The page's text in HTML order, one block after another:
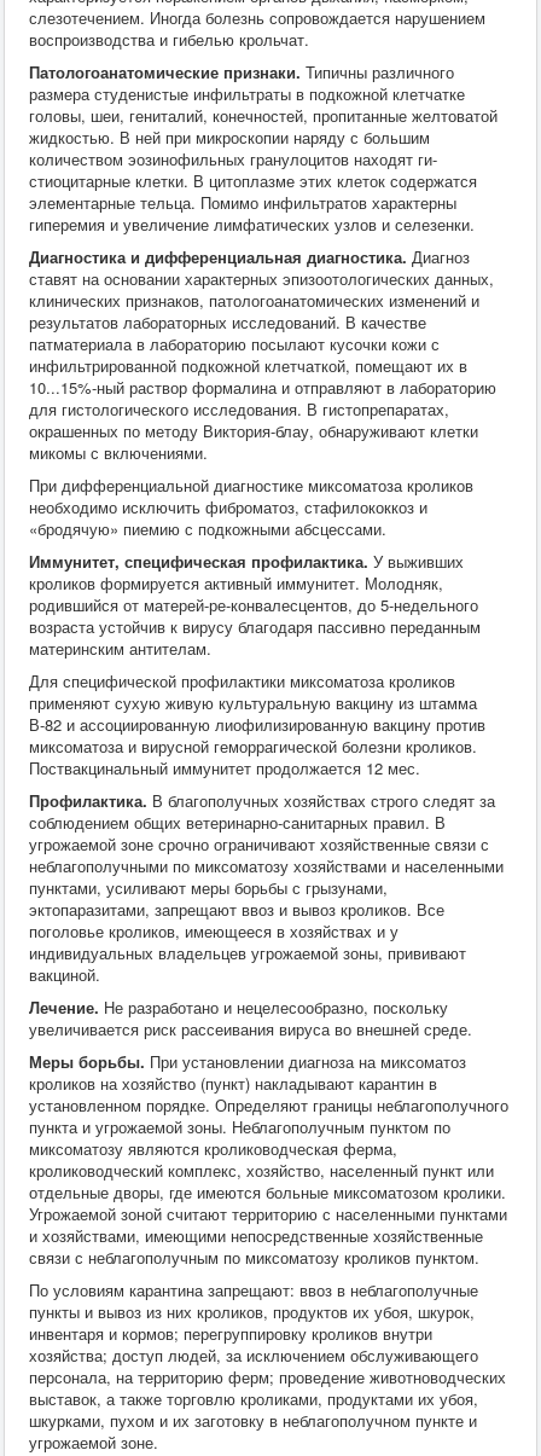
слезотечением. Иногда болезнь сопровождается нарушением
воспроизводства и гибелью крольчат.
Патологоанатомические признаки. Типичны различного
размера студенистые инфильтраты в подкожной клетчатке
головы, шеи, гениталий, конечностей, пропитанные желтоватой
жидкостью. В ней при микроскопии наряду с большим
количеством эозинофильных гранулоцитов находят ги-
стиоцитарные клетки. В цитоплазме этих клеток содержатся
элементарные тельца. Помимо инфильтратов характерны
гиперемия и увеличение лимфатических узлов и селезенки.
Диагностика и дифференциальная диагностика. Диагноз
ставят на основании характерных эпизоотологических данных,
клинических признаков, патологоанатомических изменений и
результатов лабораторных исследований. В качестве
патматериала в лабораторию посылают кусочки кожи с
инфильтрированной подкожной клетчаткой, помещают их в
10...15%-ный раствор формалина и отправляют в лабораторию
для гистологического исследования. В гистопрепаратах,
окрашенных по методу Виктория-блау, обнаруживают клетки
микомы с включениями.
При дифференциальной диагностике миксоматоза кроликов
необходимо исключить фиброматоз, стафилококкоз и
«бродячую» пиемию с подкожными абсцессами.
Иммунитет, специфическая профилактика. У выживших
кроликов формируется активный иммунитет. Молодняк,
родившийся от матерей-ре-конвалесцентов, до 5-недельного
возраста устойчив к вирусу благодаря пассивно переданным
материнским антителам.
Для специфической профилактики миксоматоза кроликов
применяют сухую живую культуральную вакцину из штамма
В-82 и ассоциированную лиофилизированную вакцину против
миксоматоза и вирусной геморрагической болезни кроликов.
Поствакцинальный иммунитет продолжается 12 мес.
Профилактика. В благополучных хозяйствах строго следят за
соблюдением общих ветеринарно-санитарных правил. В
угрожаемой зоне срочно ограничивают хозяйственные связи с
неблагополучными по миксоматозу хозяйствами и населенными
пунктами, усиливают меры борьбы с грызунами,
эктопаразитами, запрещают ввоз и вывоз кроликов. Все
поголовье кроликов, имеющееся в хозяйствах и у
индивидуальных владельцев угрожаемой зоны, прививают
вакциной.
Лечение. Не разработано и нецелесообразно, поскольку
увеличивается риск рассеивания вируса во внешней среде.
Меры борьбы. При установлении диагноза на миксоматоз
кроликов на хозяйство (пункт) накладывают карантин в
установленном порядке. Определяют границы неблагополучного
пункта и угрожаемой зоны. Неблагополучным пунктом по
миксоматозу являются кролиководческая ферма,
кролиководческий комплекс, хозяйство, населенный пункт или
отдельные дворы, где имеются больные миксоматозом кролики.
Угрожаемой зоной считают территорию с населенными пунктами
и хозяйствами, имеющими непосредственные хозяйственные
связи с неблагополучным по миксоматозу кроликов пунктом.
По условиям карантина запрещают: ввоз в неблагополучные
пункты и вывоз из них кроликов, продуктов их убоя, шкурок,
инвентаря и кормов; перегруппировку кроликов внутри
хозяйства; доступ людей, за исключением обслуживающего
персонала, на территорию ферм; проведение животноводческих
выставок, а также торговлю кроликами, продуктами их убоя,
шкурками, пухом и их заготовку в неблагополучном пункте и
угрожаемой зоне.